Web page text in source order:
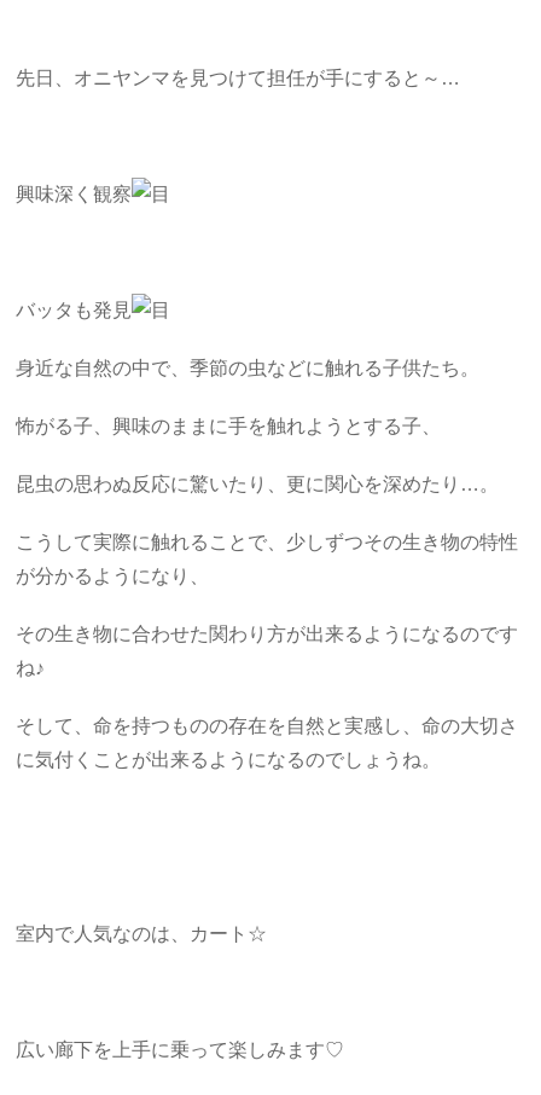
先日、オニヤンマを見つけて担任が手にすると～…
興味深く観察
バッタも発見
身近な自然の中で、季節の虫などに触れる子供たち。
怖がる子、興味のままに手を触れようとする子、
昆虫の思わぬ反応に驚いたり、更に関心を深めたり…。
こうして実際に触れることで、少しずつその生き物の特性
が分かるようになり、
その生き物に合わせた関わり方が出来るようになるのです
ね♪
そして、命を持つものの存在を自然と実感し、命の大切さ
に気付くことが出来るようになるのでしょうね。
室内で人気なのは、カート☆
広い廊下を上手に乗って楽しみます♡